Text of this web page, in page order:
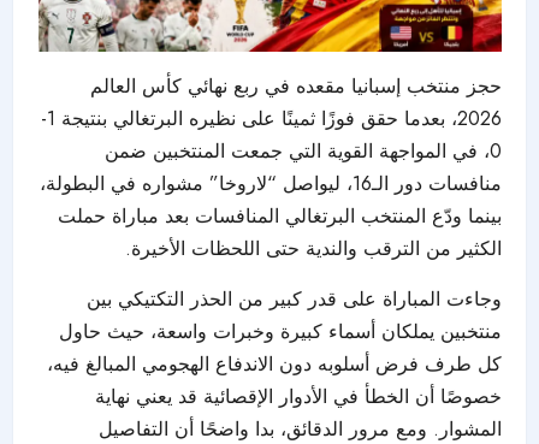
حجز منتخب إسبانيا مقعده في ربع نهائي كأس العالم
2026، بعدما حقق فوزًا ثمينًا على نظيره البرتغالي بنتيجة 1-
0، في المواجهة القوية التي جمعت المنتخبين ضمن
منافسات دور الـ16، ليواصل “لاروخا” مشواره في البطولة،
بينما ودّع المنتخب البرتغالي المنافسات بعد مباراة حملت
الكثير من الترقب والندية حتى اللحظات الأخيرة.
وجاءت المباراة على قدر كبير من الحذر التكتيكي بين
منتخبين يملكان أسماء كبيرة وخبرات واسعة، حيث حاول
كل طرف فرض أسلوبه دون الاندفاع الهجومي المبالغ فيه،
خصوصًا أن الخطأ في الأدوار الإقصائية قد يعني نهاية
المشوار. ومع مرور الدقائق، بدا واضحًا أن التفاصيل